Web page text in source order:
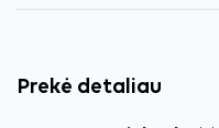
Prekė detaliau